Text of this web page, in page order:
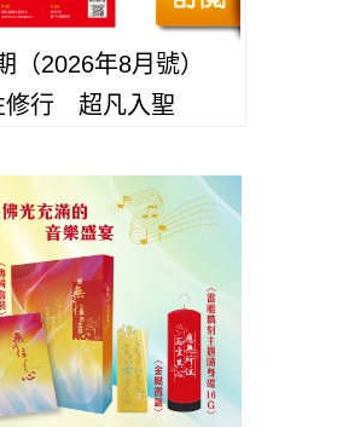
（2026年8月號）
修行 超凡入聖